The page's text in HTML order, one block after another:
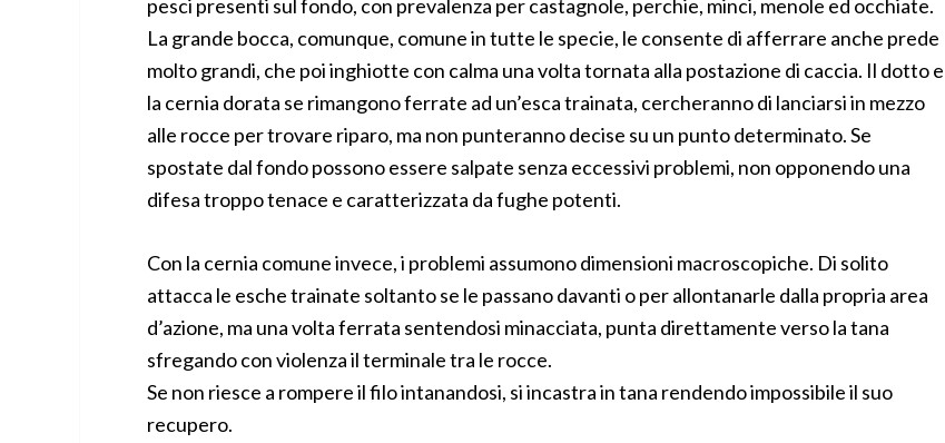
pesci presenti sul fondo, con prevalenza per castagnole, perchie, minci, menole ed occhiate.
La grande bocca, comunque, comune in tutte le specie, le consente di afferrare anche prede
molto grandi, che poi inghiotte con calma una volta tornata alla postazione di caccia. Il dotto e
la cernia dorata se rimangono ferrate ad un’esca trainata, cercheranno di lanciarsi in mezzo
alle rocce per trovare riparo, ma non punteranno decise su un punto determinato. Se
spostate dal fondo possono essere salpate senza eccessivi problemi, non opponendo una
difesa troppo tenace e caratterizzata da fughe potenti.
Con la cernia comune invece, i problemi assumono dimensioni macroscopiche. Di solito
attacca le esche trainate soltanto se le passano davanti o per allontanarle dalla propria area
d’azione, ma una volta ferrata sentendosi minacciata, punta direttamente verso la tana
sfregando con violenza il terminale tra le rocce.
Se non riesce a rompere il filo intanandosi, si incastra in tana rendendo impossibile il suo
recupero.